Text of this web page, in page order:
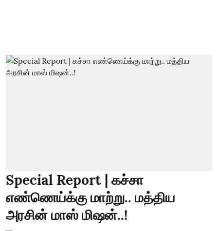
Special Report | கச்சா
எண்ணெய்க்கு மாற்று.. மத்திய
அரசின் மாஸ் மிஷன்..!